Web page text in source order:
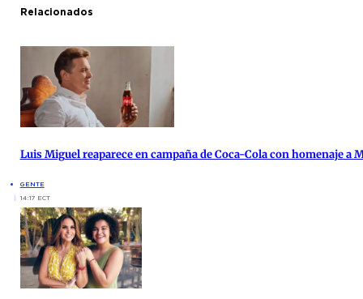
Relacionados
Luis Miguel reaparece en campaña de Coca-Cola con homenaje a
GENTE
14:17 ECT